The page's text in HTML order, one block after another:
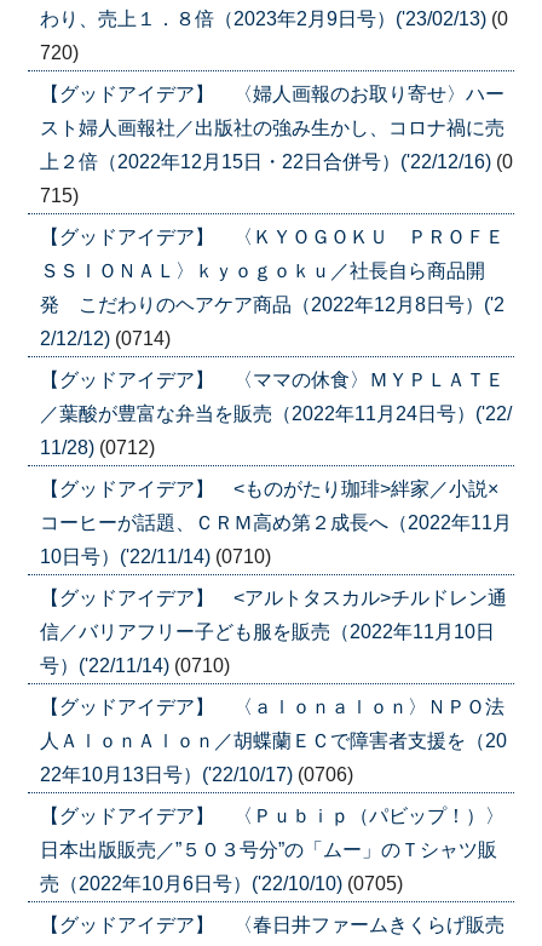
わり、売上１．８倍（2023年2月9日号）('23/02/13) (0
720)
【グッドアイデア】 〈婦人画報のお取り寄せ〉ハー
スト婦人画報社／出版社の強み生かし、コロナ禍に売
上２倍（2022年12月15日・22日合併号）('22/12/16) (0
715)
【グッドアイデア】 〈ＫＹＯＧＯＫＵ ＰＲＯＦＥ
ＳＳＩＯＮＡＬ〉ｋｙｏｇｏｋｕ／社長自ら商品開
発 こだわりのヘアケア商品（2022年12月8日号）('2
2/12/12) (0714)
【グッドアイデア】 〈ママの休食〉ＭＹＰＬＡＴＥ
／葉酸が豊富な弁当を販売（2022年11月24日号）('22/
11/28) (0712)
【グッドアイデア】 <ものがたり珈琲>絆家／小説×
コーヒーが話題、ＣＲＭ高め第２成長へ（2022年11月
10日号）('22/11/14) (0710)
【グッドアイデア】 <アルトタスカル>チルドレン通
信／バリアフリー子ども服を販売（2022年11月10日
号）('22/11/14) (0710)
【グッドアイデア】 〈ａｌｏｎａｌｏｎ〉ＮＰＯ法
人ＡｌｏｎＡｌｏｎ／胡蝶蘭ＥＣで障害者支援を（20
22年10月13日号）('22/10/17) (0706)
【グッドアイデア】 〈Ｐｕｂｉｐ（パビップ！）〉
日本出版販売／”５０３号分”の「ムー」のＴシャツ販
売（2022年10月6日号）('22/10/10) (0705)
【グッドアイデア】 〈春日井ファームきくらげ販売